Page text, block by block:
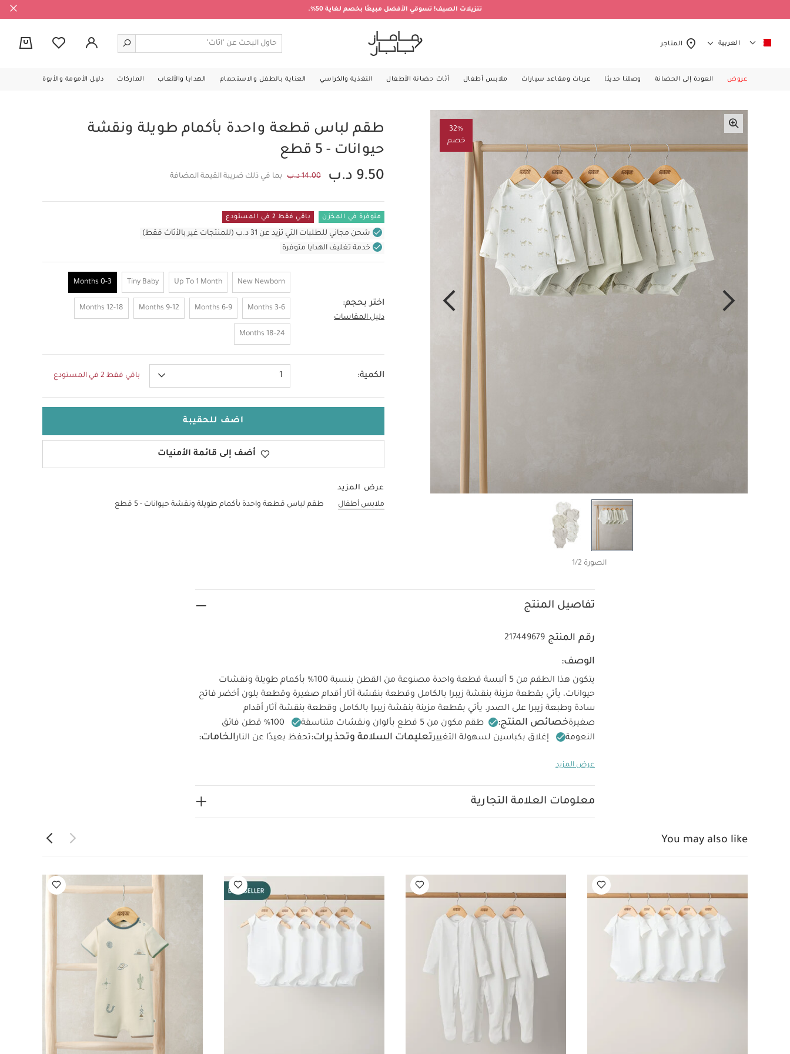
تنزيلات الصيف! تسوقي الأفضل مبيعًا بخصم لغاية 50%.
العربية المتاجر
عروض العودة إلى الحضانة وصلنا حديثا عربات ومقاعد سيارات ملابس أطفال أثاث حضانة الأطفال التغذية والكراسي العناية بالطفل والاستحمام الهدايا والألعاب الماركات دليل الأمومة والأبوة
32%
خصم
الصورة 1/2
طقم لباس قطعة واحدة بأكمام طويلة ونقشة
حيوانات - 5 قطع
9.50 د.ب
14.00 د.ب بما في ذلك ضريبة القيمة المضافة
متوفرة في المخزن باقي فقط 2 في المستودع
شحن مجاني للطلبات التي تزيد عن 31 د.ب (للمنتجات غير بالأثاث فقط)
خدمة تغليف الهدايا متوفرة
اختر بحجم:
دليل المقاسات
New Newborn
Up To 1 Month
Tiny Baby
0-3 Months
3-6 Months
6-9 Months
9-12 Months
12-18 Months
18-24 Months
0-3 Months
الكمية: 1 باقي فقط 2 في المستودع
اضف للحقيبة
أضف إلى قائمة الأمنيات
عرض المزيد
ملابس أطفال
طقم لباس قطعة واحدة بأكمام طويلة ونقشة حيوانات - 5 قطع
تفاصيل المنتج
رقم المنتج 217449679
الوصف:
يتكون هذا الطقم من 5 ألبسة قطعة واحدة مصنوعة من القطن بنسبة 100‏%‏ بأكمام طويلة ونقشات
حيوانات، يأتي بقطعة مزينة بنقشة زيبرا بالكامل وقطعة بنقشة آثار أقدام صغيرة وقطعة بلون أخضر فاتح
سادة وطبعة زيبرا على الصدر. يأتي بقطعة مزينة بنقشة زيبرا بالكامل وقطعة بنقشة آثار أقدام
صغيرةخصائص المنتج: طقم مكون من 5 قطع بألوان ونقشات متناسقة
100‏%‏ قطن فائق
النعومة
إغلاق بكباسين لسهولة التغييرتعليمات السلامة وتحذيرات:تحفظ بعيدًا عن النارالخامات:
استخدام المبيضات
قطعة واحدة بأكمام قصيرة قماش عضوي بلون أبيض - 5 قطع
عرض المزيد
معلومات العلامة التجارية
You may also like